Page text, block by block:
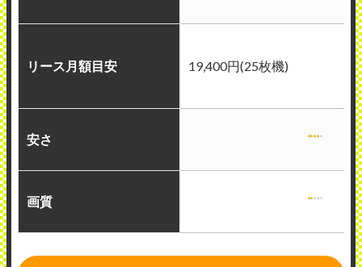
リース月額目安 19,400円(25枚機)
安さ
画質